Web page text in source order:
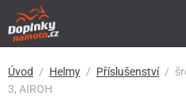
Úvod Helmy Příslušenství
3, AIROH